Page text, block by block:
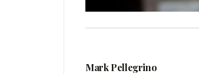
Mark Pellegrino